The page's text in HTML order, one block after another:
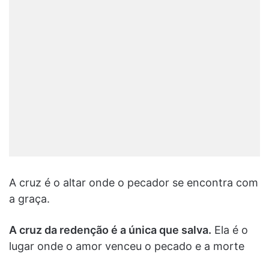
A cruz é o altar onde o pecador se encontra com
a graça.
A cruz da redenção é a única que salva. Ela é o
lugar onde o amor venceu o pecado e a morte